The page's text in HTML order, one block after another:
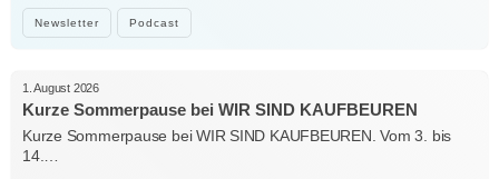
Newsletter Podcast
1. August 2026
Kurze Sommerpause bei WIR SIND KAUFBEUREN
Kurze Sommerpause bei WIR SIND KAUFBEUREN. Vom 3. bis
14.…